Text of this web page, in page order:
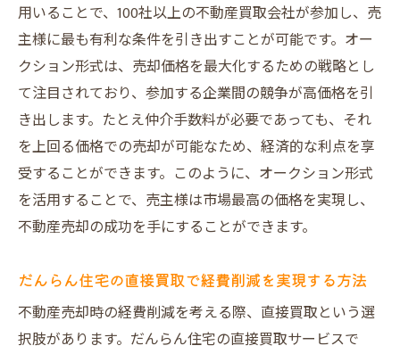
用いることで、100社以上の不動産買取会社が参加し、売
主様に最も有利な条件を引き出すことが可能です。オー
クション形式は、売却価格を最大化するための戦略とし
て注目されており、参加する企業間の競争が高価格を引
き出します。たとえ仲介手数料が必要であっても、それ
を上回る価格での売却が可能なため、経済的な利点を享
受することができます。このように、オークション形式
を活用することで、売主様は市場最高の価格を実現し、
不動産売却の成功を手にすることができます。
だんらん住宅の直接買取で経費削減を実現する方法
不動産売却時の経費削減を考える際、直接買取という選
択肢があります。だんらん住宅の直接買取サービスで